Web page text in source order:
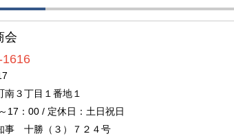
会
３丁目１番地１
17：00 / 定休日：土日祝日
事 十勝（３）７２４号